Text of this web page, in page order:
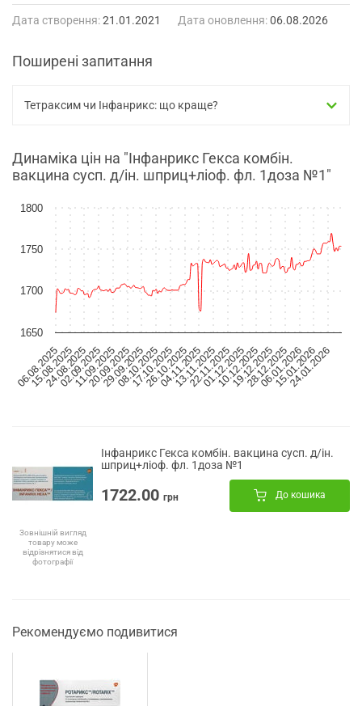
Дата створення:21.01.2021 Дата оновлення:06.08.2026
Поширені запитання
Тетраксим чи Інфанрикс: що краще?
Динаміка цін на "Інфанрикс Гекса комбін.
вакцина сусп. д/ін. шприц+ліоф. фл. 1доза №1"
06.08.2025 04.11.2025
15.08.2025
24.08.2025
02.09.2025
11.09.2025
20.09.2025
29.09.2025
08.10.2025
17.10.2025
26.10.202513.11.2025
22.11.2025
01.12.2025
10.12.2025
19.12.2025
28.12.2025
06.01.2026
15.01.2026
24.01.2026
1650
1700
1750
1800
Зовнішній вигляд
товару може
відрізнятися від
фотографії
Інфанрикс Гекса комбін. вакцина сусп. д/ін.
шприц+ліоф. фл. 1доза №1
1722.00 грн До кошика
Рекомендуємо подивитися